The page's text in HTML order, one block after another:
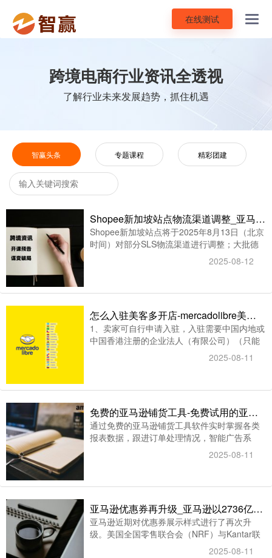
在线测试
跨境电商行业资讯全透视
了解行业未来发展趋势，抓住机遇
智赢头条 专题课程 精彩团建
Shopee新加坡站点物流渠道调整_亚马逊德国站大批跨境卖家收到补税通知
Shopee新加坡站点将于2025年8月13日（北京
时间）对部分SLS物流渠道进行调整；大批德
国站的亚马逊卖家反馈，收到了来自德国税局
的稽查邮件，要求自己补齐数年之前的税务。
2025-08-12
怎么入驻美客多开店-mercadolibre美客多开店入驻十大常见问题汇总
1、卖家可自行申请入驻，入驻需要中国内地或
中国香港注册的企业法人（有限公司）（只能
以公司名义申请）;2、具备主流的跨境平台
（亚马逊、eBay、Wish、速卖通、Shopee
单价15美金以上，20-50美金蕞佳;5、具备FBA
源，品牌方、深耕垂直类目的卖家优先;7、产
品SKU 100个以上;8、Payoneer账户
2025-08-11
免费的亚马逊铺货工具-免费试用的亚马逊铺货ERP工具
通过免费的亚马逊铺货工具软件实时掌握各类
报表数据，跟进订单处理情况，智能广告系
统，更高效地运营多家店铺或多款产品，运营
人员讲究的是“运筹帷幄，方可决胜千里“以下
ERP系统测试版介绍：
2025-08-11
亚马逊优惠券再升级_亚马逊以2736亿美元销售额位列第11
亚马逊近期对优惠券展示样式进行了再次升
级。美国全国零售联合会（NRF）与Kantar联
合发布了2024年美国销售增长蕞快的25家零售
2025-08-11